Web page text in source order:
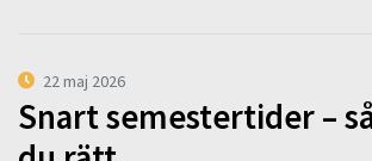
22 maj 2026
Snart semestertider –